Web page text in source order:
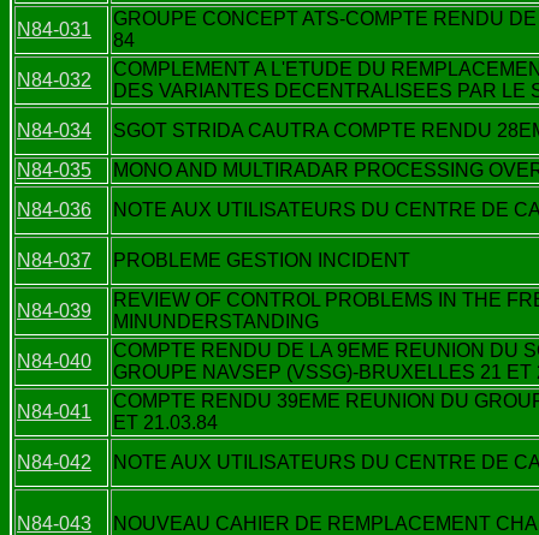
N84-031
GROUPE CONCEPT ATS-COMPTE RENDU
84
N84-032
COMPLEMENT A L'ETUDE DU
DES VARIANTES DECENTRALISEES PAR LE
N84-034
SGOT STRIDA CAUTRA COMPTE RENDU
N84-035
MONO AND MULTIRADAR PROCESSING
N84-036
NOTE AUX UTILISATEURS DU CENTRE DE
N84-037 PROBLEME GESTION INCIDENT
N84-039
REVIEW OF CONTROL PROBLEMS IN THE
MINUNDERSTANDING
N84-040
COMPTE RENDU DE LA 9EME REUNION DU
GROUPE NAVSEP (VSSG)-BRUXELLES 21 ET
N84-041
COMPTE RENDU 39EME REUNION DU
ET 21.03.84
N84-042
NOTE AUX UTILISATEURS DU CENTRE DE
N84-043 NOUVEAU CAHIER DE REMPLACEMENT